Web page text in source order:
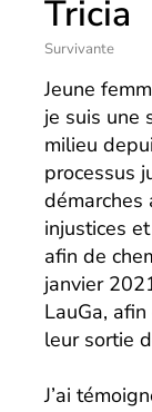
Tricia
Survivante
Jeune
je suis une
milieu
processus
démarches
injustices
afin de
janvier
LauGa,
leur sortie
J’ai